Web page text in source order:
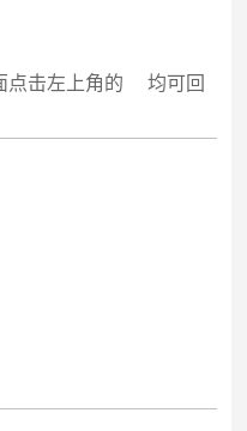
点击左上角的
均可回